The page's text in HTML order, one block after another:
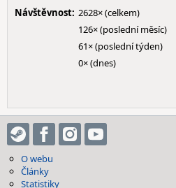
Návštěvnost: 2628× (celkem)
126× (poslední měsíc)
61× (poslední týden)
0× (dnes)
O webu
Články
Statistiky